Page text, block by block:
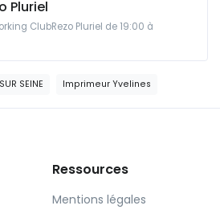
Pluriel
ClubRezo Pluriel de 19:00 à
SEINE Imprimeur Yvelines
Ressources
Mentions légales